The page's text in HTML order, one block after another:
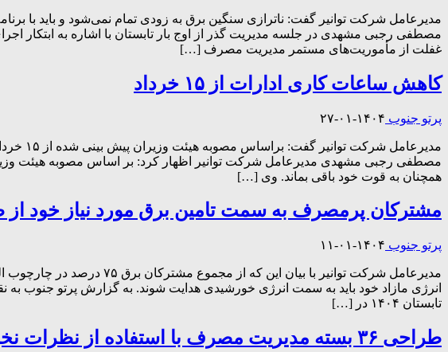
مدیرعامل شرکت توانیر گفت: ناترازی سنگین برق به زودی تمام نمی‌شود و باید با
مصطفی رجبی مشهدی در جلسه مدیریت گذر از اوج بار تابستان با اشاره به ابتکار
غفلت از مأموریت‌های مستمر مدیریت مصرف […]
کاهش ساعات کاری ادارات از ۱۵ خرداد
پرتو جنوب ۱۴۰۴-۰۱-۲۷
همچنان به قوت خود باقی بماند. وی […]
مشترکان پرمصرف به سمت تامین برق مورد نیاز خود
پرتو جنوب ۱۴۰۴-۰۱-۱۱
انرژی مازاد خود باید به سمت انرژی خورشیدی هدایت شوند. به گزارش پرتو جنوب
تابستان ۱۴۰۴ در […]
طراحی ۳۶ بسته مدیریت مصرف با استفاده از نظرات نخبگان صنعت برق